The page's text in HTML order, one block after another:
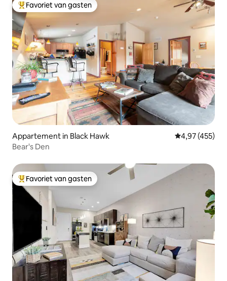
Topfavoriet van gasten
Favoriet van gasten
Appartement in Black Hawk Gemiddelde
4,97 (455)
Bear's Den
Topfavoriet van gasten
Favoriet van gasten